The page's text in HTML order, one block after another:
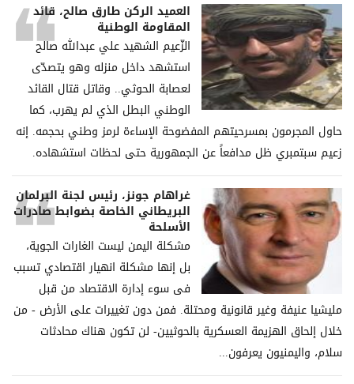
العميد الركن طارق صالح، قائد
المقاومة الوطنية
الزّعيم الشهيد علي عبدالله صالح
استشهد داخل منزله وهو يتصدّى
لعصابة الحوثي.. وقاتل قتال القائد
الوطني البطل الذي لم يهرب، كما
حاول المجرمون بمسرحيتهم المفضوحة الإساءة لرمز وطني بحجمه. إنه
زعيم سبتمبري ظل مدافعاً عن الجمهورية حتى لحظات استشهاده.
غراھام جونز، رئیس لجنة البرلمان
البریطاني الخاصة بضوابط صادرات
الأسلحة
مشكلة الیمن لیست الغارات الجویة،
بل إنھا مشكلة انھیار اقتصادي تسبب
فی سوء إدارة الاقتصاد من قبل
ملیشیا عنیفة وغیر قانونیة ومحتلة. فمن دون تغییرات على الأرض - من
خلال إلحاق الھزیمة العسكریة بالحوثیین- لن تكون ھناك محادثات
سلام، والیمنیون یعرفون...